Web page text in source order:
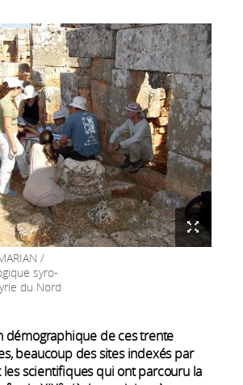
/
syro-
du Nord
démographique de ces trente
beaucoup des sites indexés par
les scientifiques qui ont parcouru la